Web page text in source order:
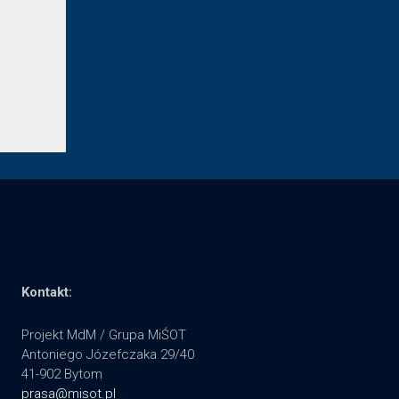
Kontakt:
Projekt MdM / Grupa MiŚOT
Antoniego Józefczaka 29/40
41-902 Bytom
prasa@misot.pl